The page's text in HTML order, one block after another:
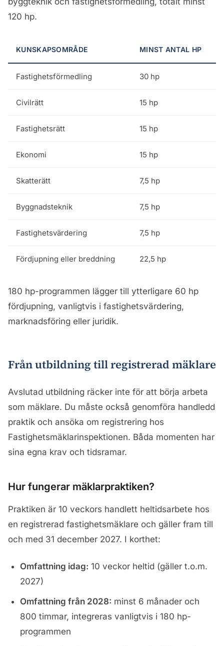
120 hp.
KUNSKAPSOMRÅDE MINST ANTAL HP
Fastighetsförmedling 30 hp
Civilrätt 15 hp
Fastighetsrätt 15 hp
Ekonomi 15 hp
Skatterätt 7,5 hp
Byggnadsteknik 7,5 hp
Fastighetsvärdering 7,5 hp
Fördjupning eller breddning 22,5 hp
180 hp-programmen lägger till ytterligare 60 hp
fördjupning, vanligtvis i fastighetsvärdering,
marknadsföring eller juridik.
Från utbildning till registrerad mäklare
Avslutad utbildning räcker inte för att börja arbeta
som mäklare. Du måste också genomföra handledd
praktik och ansöka om registrering hos
Fastighetsmäklarinspektionen. Båda momenten har
sina egna krav och tidsramar.
Hur fungerar mäklarpraktiken?
Praktiken är 10 veckors handlett heltidsarbete hos
en registrerad fastighetsmäklare och gäller fram till
och med 31 december 2027. I korthet:
Omfattning idag: 10 veckor heltid (gäller t.o.m.
2027)
Omfattning från 2028: minst 6 månader och
800 timmar, integreras vanligtvis i 180 hp-
programmen